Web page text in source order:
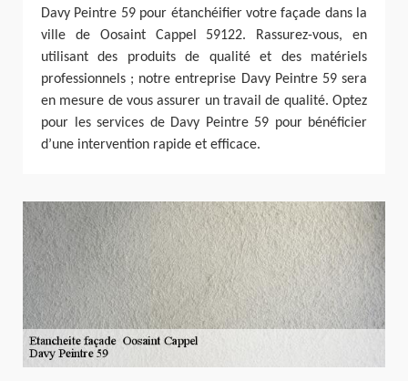
Davy Peintre 59 pour étanchéifier votre façade dans la
ville de Oosaint Cappel 59122. Rassurez-vous, en
utilisant des produits de qualité et des matériels
professionnels ; notre entreprise Davy Peintre 59 sera
en mesure de vous assurer un travail de qualité. Optez
pour les services de Davy Peintre 59 pour bénéficier
d’une intervention rapide et efficace.